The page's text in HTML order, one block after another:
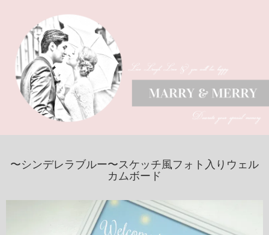
〜シンデレラブルー〜スケッチ風フォト入りウェル
カムボード